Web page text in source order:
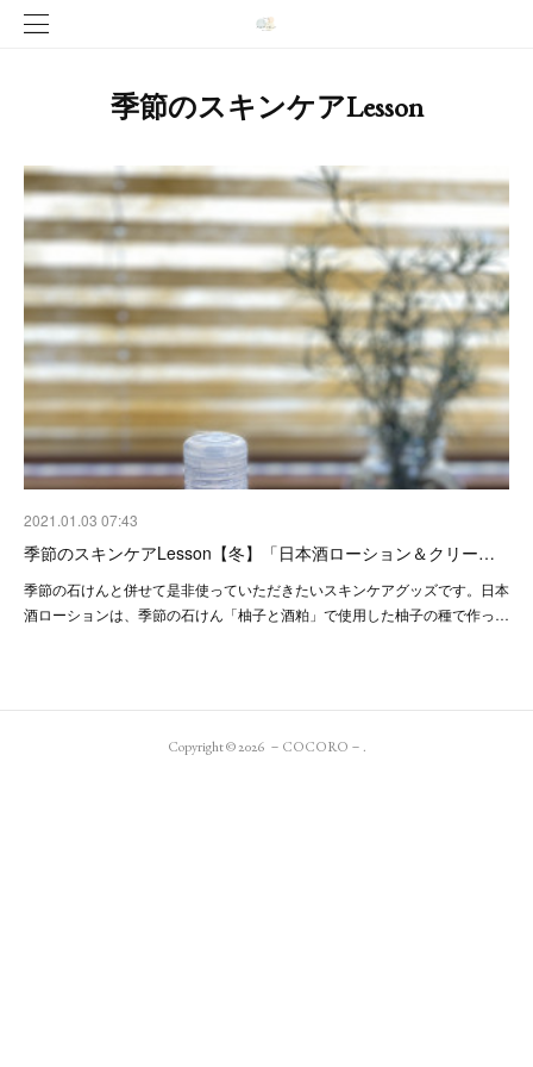
季節のスキンケアLesson
2021.01.03 07:43
季節のスキンケアLesson【冬】「日本酒ローション＆クリー…
季節の石けんと併せて是非使っていただきたいスキンケアグッズです。日本
酒ローションは、季節の石けん「柚子と酒粕」で使用した柚子の種で作っ…
Copyright ©2026 －COCORO－ .